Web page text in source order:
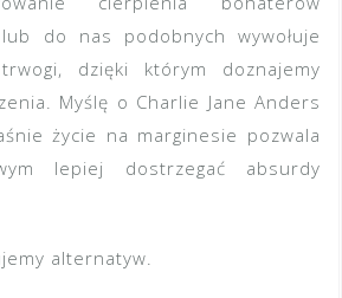
do nas podobnych wywołuje
dzięki którym doznajemy
Myślę o Charlie Jane Anders
życie na marginesie pozwala
lepiej dostrzegać absurdy
alternatyw.